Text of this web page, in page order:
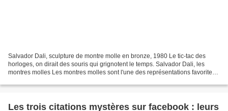
Salvador Dali, sculpture de montre molle en bronze, 1980 Le tic-tac des
horloges, on dirait des souris qui grignotent le temps. Salvador Dali, les
montres molles Les montres molles sont l'une des représentations favorites
Les trois citations mystères sur facebook : leurs